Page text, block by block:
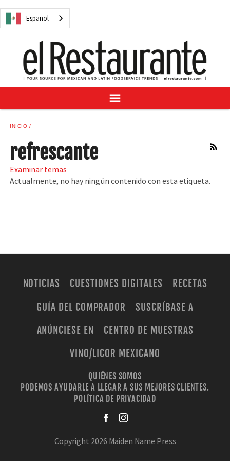
Español
NOTICIAS
RECETAS
GUÍA DEL COMPRADOR
SUSCRÍBASE A
CENTRO DE MUESTRAS
INICIO
RSS
refrescante
Examinar temas
Actualmente, no hay ningún contenido con esta etiqueta.
NOTICIAS CUESTIONES DIGITALES
RECETAS
GUÍA DEL COMPRADOR
SUSCRÍBASE A
ANÚNCIESE EN
CENTRO DE MUESTRAS
VINO/LICOR MEXICANO
QUIÉNES SOMOS
PODEMOS AYUDARLE A LLEGAR A SUS MEJORES CLIENTES.
POLÍTICA DE PRIVACIDAD
Copyright 2026 Maiden Name Press